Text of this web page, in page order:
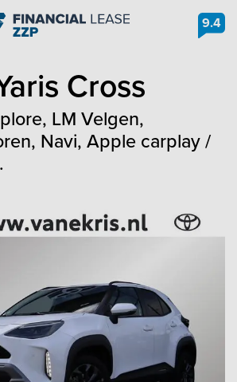
9.4
Cross
LM Velgen,
Navi, Apple carplay /